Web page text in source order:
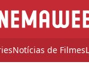
Notícias de Filmes